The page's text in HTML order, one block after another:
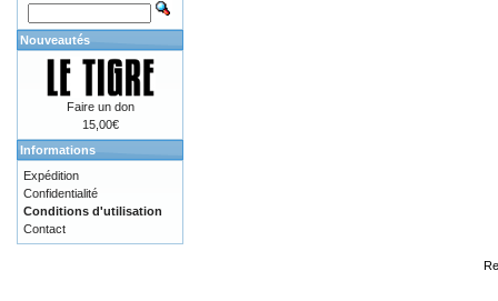
Nouveautés
Faire un don
15,00€
Informations
Expédition
Confidentialité
Conditions d'utilisation
Contact